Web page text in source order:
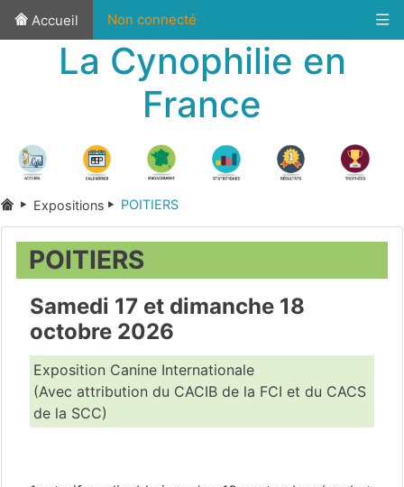
Accueil Non connecté
La Cynophilie en
France
Expositions POITIERS
POITIERS
Samedi 17 et dimanche 18
octobre 2026
Exposition Canine Internationale
(Avec attribution du CACIB de la FCI et du CACS
de la SCC)